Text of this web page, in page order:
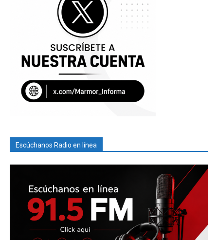
Escúchanos Radio en línea